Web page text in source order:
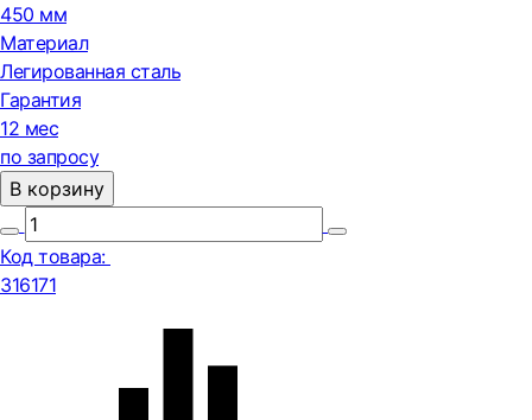
450 мм
Материал
Легированная сталь
Гарантия
12 мес
по запросу
В корзину
Код товара:
316171